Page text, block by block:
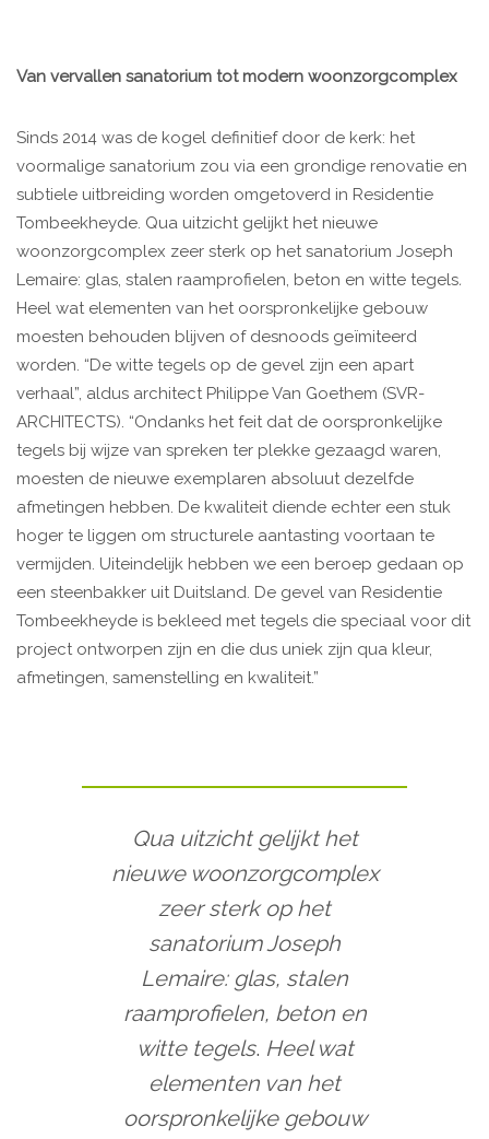
Van vervallen sanatorium tot modern woonzorgcomplex
Sinds 2014 was de kogel definitief door de kerk: het
voormalige sanatorium zou via een grondige renovatie en
subtiele uitbreiding worden omgetoverd in Residentie
Tombeekheyde. Qua uitzicht gelijkt het nieuwe
woonzorgcomplex zeer sterk op het sanatorium Joseph
Lemaire: glas, stalen raamprofielen, beton en witte tegels.
Heel wat elementen van het oorspronkelijke gebouw
moesten behouden blijven of desnoods geïmiteerd
worden. “De witte tegels op de gevel zijn een apart
verhaal”, aldus architect Philippe Van Goethem (SVR-
ARCHITECTS). “Ondanks het feit dat de oorspronkelijke
tegels bij wijze van spreken ter plekke gezaagd waren,
moesten de nieuwe exemplaren absoluut dezelfde
afmetingen hebben. De kwaliteit diende echter een stuk
hoger te liggen om structurele aantasting voortaan te
vermijden. Uiteindelijk hebben we een beroep gedaan op
een steenbakker uit Duitsland. De gevel van Residentie
Tombeekheyde is bekleed met tegels die speciaal voor dit
project ontworpen zijn en die dus uniek zijn qua kleur,
afmetingen, samenstelling en kwaliteit.”
Qua uitzicht gelijkt het
nieuwe woonzorgcomplex
zeer sterk op het
sanatorium Joseph
Lemaire: glas, stalen
raamprofielen, beton en
witte tegels. Heel wat
elementen van het
oorspronkelijke gebouw